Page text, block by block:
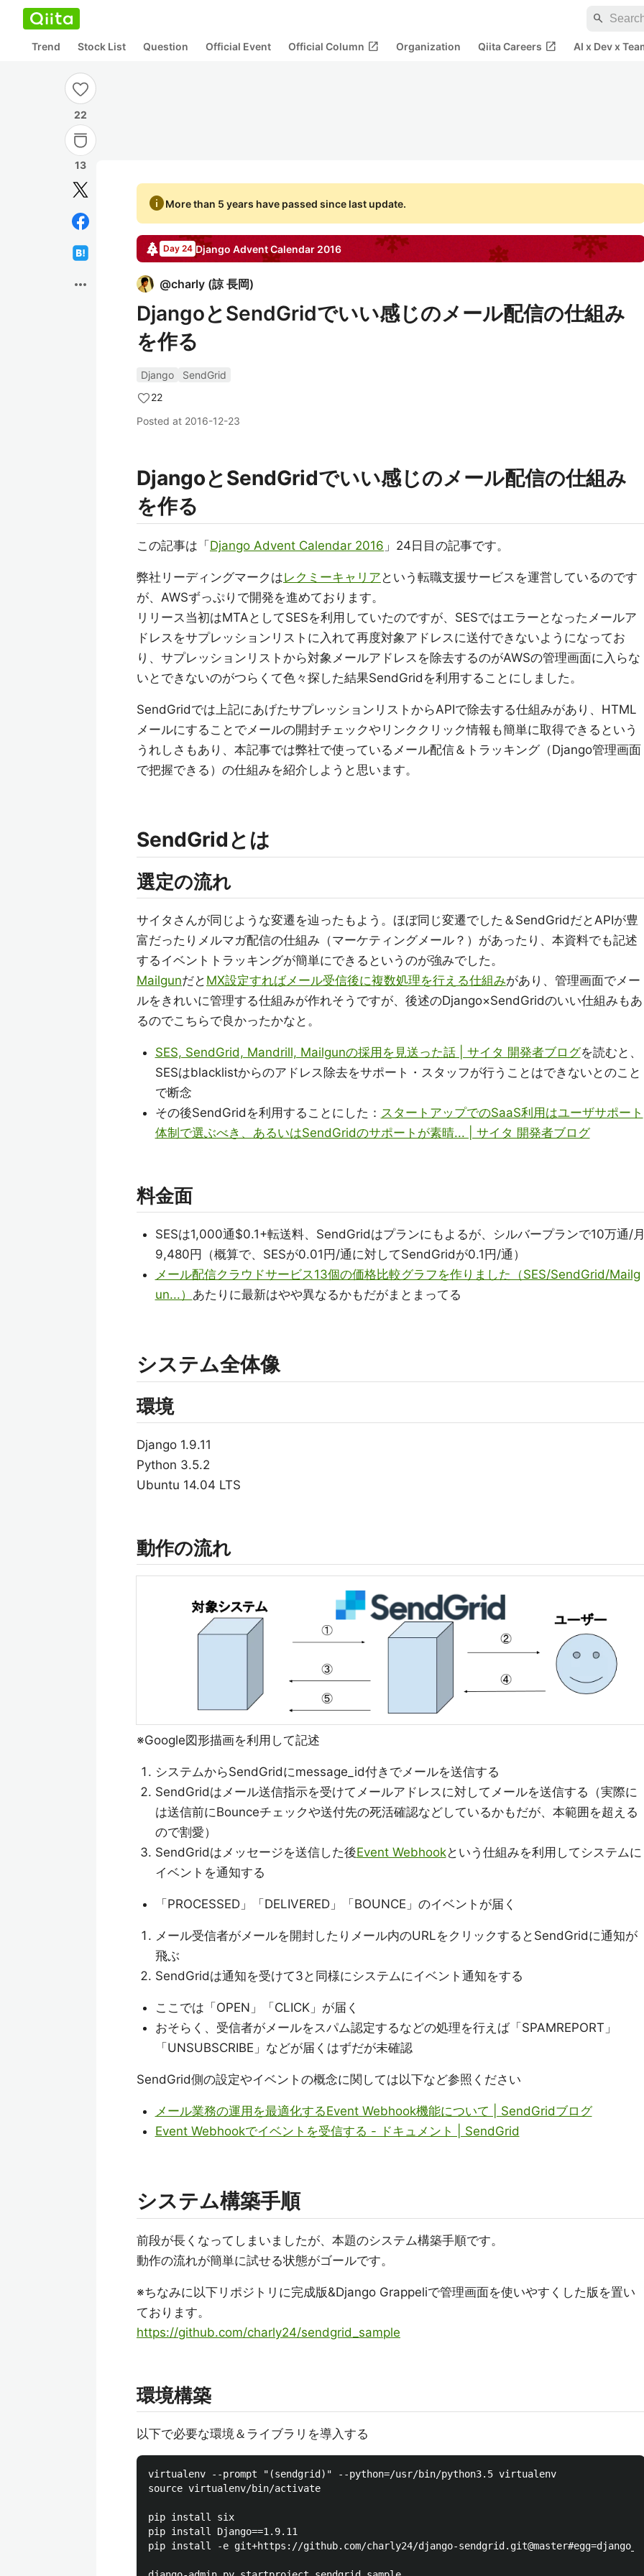
search
Trend Stock List Question Official Event Official Column open_in_new Organization Qiita Careers open_in_new AI x Dev x
22
13
more_horiz
infoMore than 5 years have passed since last update.
Day 24 Django Advent Calendar 2016
@charly (諒 長岡)
DjangoとSendGridでいい感じのメール配信の仕組み
を作る
Django
SendGrid
22
Posted at 2016-12-23
DjangoとSendGridでいい感じのメール配信の仕組み
を作る
この記事は「 Django Advent Calendar 2016 」24日目の記事です。
弊社リーディングマークはレクミーキャリア という転職支援サービスを運営しているのです
が、AWSずっぷりで開発を進めております。
リリース当初はMTAとしてSESを利用していたのですが、SESではエラーとなったメールア
ドレスをサプレッションリストに入れて再度対象アドレスに送付できないようになってお
り、サプレッションリストから対象メールアドレスを除去するのがAWSの管理画面に入らな
いとできないのがつらくて色々探した結果SendGridを利用することにしました。
SendGridでは上記にあげたサプレッションリストからAPIで除去する仕組みがあり、HTML
メールにすることでメールの開封チェックやリンククリック情報も簡単に取得できるという
うれしさもあり、本記事では弊社で使っているメール配信＆トラッキング（Django管理画面
で把握できる）の仕組みを紹介しようと思います。
SendGridとは
選定の流れ
サイタさんが同じような変遷を辿ったもよう。ほぼ同じ変遷でした＆SendGridだとAPIが豊
富だったりメルマガ配信の仕組み（マーケティングメール？）があったり、本資料でも記述
するイベントトラッキングが簡単にできるというのが強みでした。
Mailgunだと MX設定すればメール受信後に複数処理を行える仕組みがあり、管理画面でメー
ルをきれいに管理する仕組みが作れそうですが、後述のDjango×SendGridのいい仕組みもあ
るのでこちらで良かったかなと。
SES, SendGrid, Mandrill, Mailgunの採用を見送った話 | サイタ 開発者ブログを読むと、
SESはblacklistからのアドレス除去をサポート・スタッフが行うことはできないとのこと
で断念
その後SendGridを利用することにした： スタートアップでのSaaS利用はユーザサポート
体制で選ぶべき、あるいはSendGridのサポートが素晴... | サイタ 開発者ブログ
料金面
SESは1,000通$0.1+転送料、SendGridはプランにもよるが、シルバープランで10万通/
9,480円（概算で、SESが0.01円/通に対してSendGridが0.1円/通）
メール配信クラウドサービス13個の価格比較グラフを作りました（SES/SendGrid/Mailg
un...） あたりに最新はやや異なるかもだがまとまってる
システム全体像
環境
Django 1.9.11
Python 3.5.2
Ubuntu 14.04 LTS
動作の流れ
※Google図形描画を利用して記述
システムからSendGridにmessage_id付きでメールを送信する
SendGridはメール送信指示を受けてメールアドレスに対してメールを送信する（実際に
は送信前にBounceチェックや送付先の死活確認などしているかもだが、本範囲を超える
ので割愛）
SendGridはメッセージを送信した後Event Webhookという仕組みを利用してシステムに
イベントを通知する
「PROCESSED」「DELIVERED」「BOUNCE」のイベントが届く
メール受信者がメールを開封したりメール内のURLをクリックするとSendGridに通知が
飛ぶ
SendGridは通知を受けて3と同様にシステムにイベント通知をする
ここでは「OPEN」「CLICK」が届く
おそらく、受信者がメールをスパム認定するなどの処理を行えば「SPAMREPORT」
「UNSUBSCRIBE」などが届くはずだが未確認
SendGrid側の設定やイベントの概念に関しては以下など参照ください
メール業務の運用を最適化するEvent Webhook機能について | SendGridブログ
Event Webhookでイベントを受信する - ドキュメント | SendGrid
システム構築手順
前段が長くなってしまいましたが、本題のシステム構築手順です。
動作の流れが簡単に試せる状態がゴールです。
※ちなみに以下リポジトリに完成版&Django Grappeliで管理画面を使いやすくした版を置い
ております。
https://github.com/charly24/sendgrid_sample
環境構築
以下で必要な環境＆ライブラリを導入する
virtualenv --prompt "(sendgrid)" --python=/usr/bin/python3.5 virtualenv
source virtualenv/bin/activate
pip install six
pip install Django==1.9.11
pip install -e git+https://github.com/charly24/django-